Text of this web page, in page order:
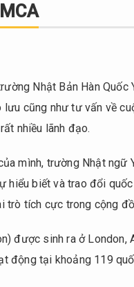
Nhật Bản Hàn
cũng như tư vấn về
nhiều lãnh đạo.
mình, trường Nhật ngữ
biết và trao đổi
trò tích cực trong cộng
được sinh ra ở London,
động tại khoảng 119